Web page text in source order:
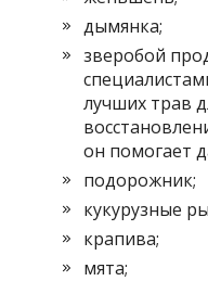
дымянка;
зверобой
лучших трав
он помогает
подорожник;
кукурузные
крапива;
мята;